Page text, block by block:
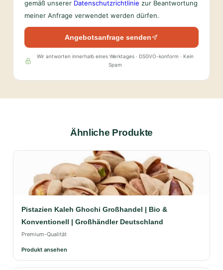
gemäß unserer Datenschutzrichtlinie zur Beantwortung
meiner Anfrage verwendet werden dürfen.
Angebotsanfrage senden
Wir antworten innerhalb eines Werktages · DSGVO-konform · Kein
Spam
Ähnliche Produkte
Pistazien Kaleh Ghochi Großhandel | Bio &
Konventionell | Großhändler Deutschland
Premium-Qualität
Produkt ansehen